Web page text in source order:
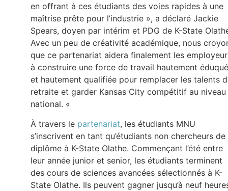
en offrant à ces étudiants des voies rapides à une
maîtrise prête pour l’industrie », a déclaré Jackie
Spears, doyen par intérim et PDG de K-State
Avec un peu de créativité académique, nous
que ce partenariat aidera finalement les
à construire une force de travail hautement
et hautement qualifiée pour remplacer les talents
retraite et garder Kansas City compétitif au niveau
national. «
À travers le partenariat, les étudiants MNU
s’inscrivent en tant qu’étudiants non chercheurs de
diplôme à K-State Olathe. Commençant l’été entre
leur année junior et senior, les étudiants terminent
des cours de sciences avancées sélectionnés à K-
State Olathe. Ils peuvent gagner jusqu’à neuf